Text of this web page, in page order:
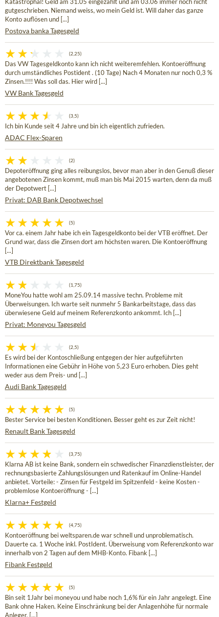
Katastrophal! Geld am 31.05 eingezahlt und am 03.06 immer noch nicht
gutgeschrieben. Niemand weiss, wo mein Geld ist. Will daher das ganze
Konto auflösen und [...]
Postova banka Tagesgeld
(2,25)
Das VW Tagesgeldkonto kann ich nicht weiteremfehlen. Kontoeröffnung
durch umständliches Postident . (10 Tage) Nach 4 Monaten nur noch 0,3 %
Zinsen.!!!! Was soll das. Hier wird [...]
VW Bank Tagesgeld
(3,5)
Ich bin Kunde seit 4 Jahre und bin ich eigentlich zufrieden.
ADAC Flex-Sparen
(2)
Depoteröffnung ging alles reibungslos, bevor man aber in den Genuß dieser
angebotenen Zinsen kommt, muß man bis Mai 2015 warten, denn da muß
der Depotwert [...]
Privat: DAB Bank Depotwechsel
(5)
Vor ca. einem Jahr habe ich ein Tagesgeldkonto bei der VTB eröffnet. Der
Grund war, dass die Zinsen dort am höchsten waren. Die Kontoeröffnung
[...]
VTB Direktbank Tagesgeld
(1,75)
MoneYou hatte wohl am 25.09.14 massive techn. Probleme mit
Überweisungen. Ich warte seit nunmehr 5 Bankarbeitstage, dass das
überwiesene Geld auf meinem Referenzkonto ankommt. Ich [...]
Privat: Moneyou Tagesgeld
(2,5)
Es wird bei der Kontoschließung entgegen der hier aufgeführten
Informationen eine Gebühr in Höhe von 5,23 Euro erhoben. Dies geht
weder aus dem Preis- und [...]
Audi Bank Tagesgeld
(5)
Bester Service bei besten Konditionen. Besser geht es zur Zeit nicht!
Renault Bank Tagesgeld
(3,75)
Klarna AB ist keine Bank, sondern ein schwedischer Finanzdienstleister, der
rechnungsbasierte Zahlungslösungen und Ratenkauf im Online-Handel
anbietet. Vorteile: - Zinsen für Festgeld im Spitzenfeld - keine Kosten -
problemlose Kontoeröffnung - [...]
Klarna+ Festgeld
(4,75)
Kontoeröffnung bei weltsparen.de war schnell und unproblematisch.
Dauerte ca. 1 Woche inkl. PostIdent. Überweisung vom Referenzkonto war
innerhalb von 2 Tagen auf dem MHB-Konto. Fibank [...]
Fibank Festgeld
(5)
Bin seit 1Jahr bei moneyou und habe noch 1,6% für ein Jahr angelegt. Eine
Bank ohne Haken. Keine Einschränkung bei der Anlagenhöhe für normale
Anleger. [...]